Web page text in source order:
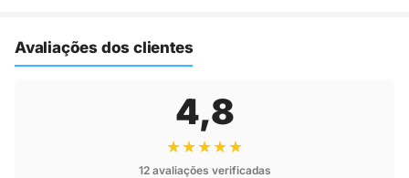
Avaliações dos clientes
4,8
★★★★★
12 avaliações verificadas